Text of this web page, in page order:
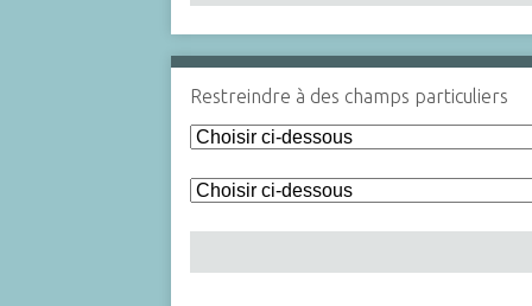
Restreindre à des champs particuliers